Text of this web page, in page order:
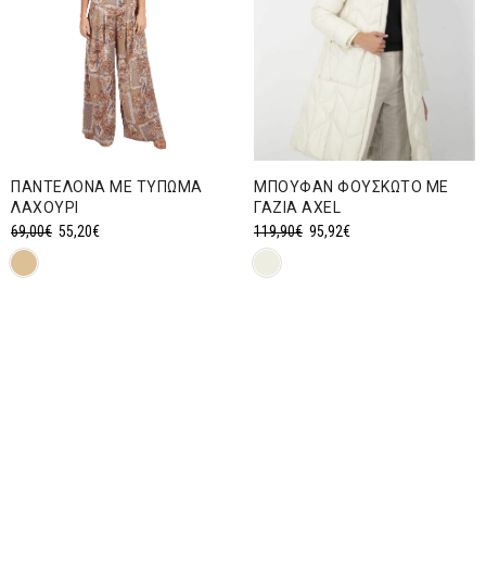
ΠΑΝΤΕΛΟΝΑ ΜΕ ΤΥΠΩΜΑ
ΛΑΧΟΥΡΙ
69,00€ Original
55,20€Η
ΜΠΟΥΦΑΝ ΦΟΥΣΚΩΤΟ ΜΕ
ΓΑΖΙΑ AXEL
119,90€ Original
95,92€Η